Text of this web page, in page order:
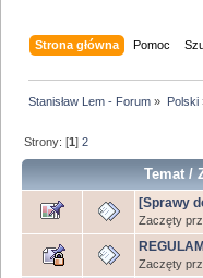
Strona główna Pomoc
Stanisław Lem - Forum » Polski
Strony: [1]2
Temat/
[Sprawy
Zaczęty
Zaczęty